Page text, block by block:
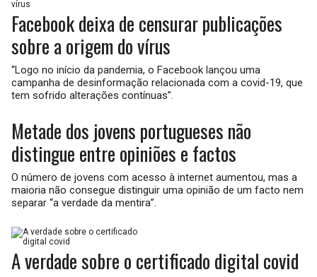
Facebook deixa de censurar publicações
sobre a origem do vírus
“Logo no início da pandemia, o Facebook lançou uma
campanha de desinformação relacionada com a covid-19, que
tem sofrido alterações contínuas”.
Metade dos jovens portugueses não
distingue entre opiniões e factos
O número de jovens com acesso à internet aumentou, mas a
maioria não consegue distinguir uma opinião de um facto nem
separar “a verdade da mentira”.
A verdade sobre o certificado digital covid